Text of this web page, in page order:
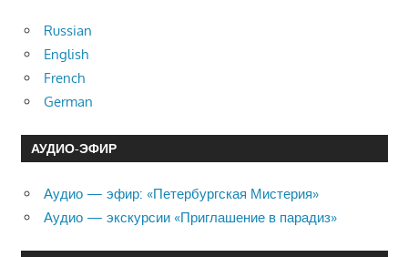
Russian
English
French
German
АУДИО-ЭФИР
Аудио — эфир: «Петербургская Мистерия»
Аудио — экскурсии «Приглашение в парадиз»